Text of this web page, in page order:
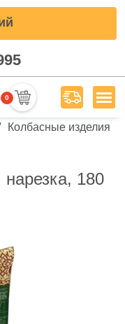
0 Меню
Колбасные изделия
180